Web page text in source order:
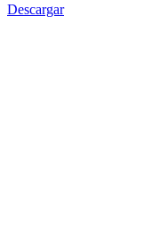
Descargar